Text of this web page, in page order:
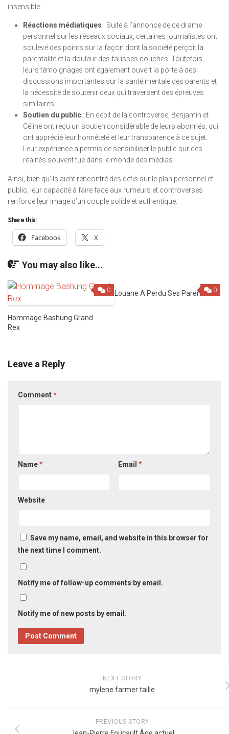
insensible :
Réactions médiatiques : Suite à l’annonce de ce drame
personnel sur les réseaux sociaux, certaines journalistes ont
soulevé des points sur la façon dont la société perçoit la
parentalité et la douleur des fausses couches. Toutefois,
leurs témoignages ont également ouvert la porte à des
discussions importantes sur la santé mentale des parents et
la nécessité de soutenir ceux qui traversent des épreuves
similaires.
Soutien du public : En dépit de la controverse, Benjamin et
Céline ont reçu un soutien considérable de leurs abonnés, qui
ont apprécié leur honnêteté et leur transparence à ce sujet.
Leur expérience a permis de sensibiliser le public sur des
réalités souvent tue dans le monde des médias.
Ainsi, bien qu’ils aient rencontré des défis sur le plan personnel et
public, leur capacité à faire face aux rumeurs et controverses
renforce leur image d’un couple solide et authentique.
Share this:
Facebook X
You may also like...
0
Hommage Bashung Grand
Rex
0
Louane A Perdu Ses Parents
Leave a Reply
Comment*
Name* Email*
Website
Save my name, email, and website in this browser for
the next time I comment.
Notify me of follow-up comments by email.
Notify me of new posts by email.
NEXT STORY
mylene farmer taille
PREVIOUS STORY